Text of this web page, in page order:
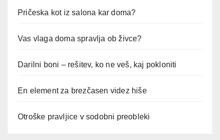
Pričeska kot iz salona kar doma?
Vas vlaga doma spravlja ob živce?
Darilni boni – rešitev, ko ne veš, kaj pokloniti
En element za brezčasen videz hiše
Otroške pravljice v sodobni preobleki